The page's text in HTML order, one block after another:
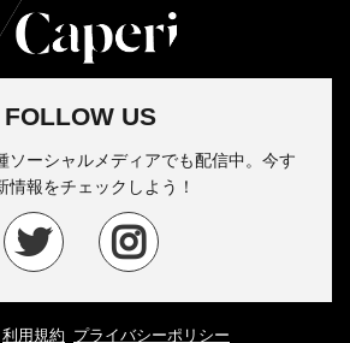
FOLLOW US
ソーシャルメディアでも配信中。今す
情報をチェックしよう！
利用規約 プライバシーポリシー